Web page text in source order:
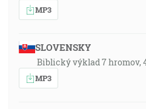
MP3
SLOVENSKY
Biblický výklad 7 hromov,
MP3